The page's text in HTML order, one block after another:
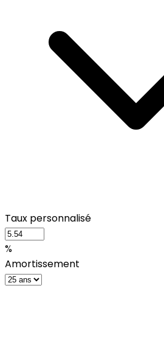
Taux personnalisé
%
Amortissement